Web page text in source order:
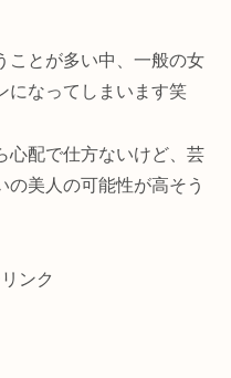
ことが多い中、一般の女
になってしまいます笑
心配で仕方ないけど、芸
の美人の可能性が高そう
ンク